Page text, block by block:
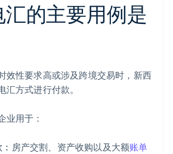
的主要用例是
效性要求高或涉及跨境交易时，新西
汇方式进行付款。
业用于：
房产交割、资产收购以及大额账单